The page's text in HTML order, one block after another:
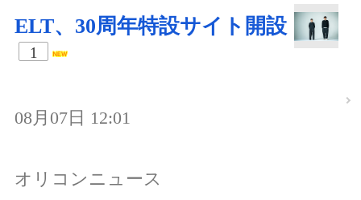
ELT、30周年特設サイト開設
1
08月07日 12:01
オリコンニュース